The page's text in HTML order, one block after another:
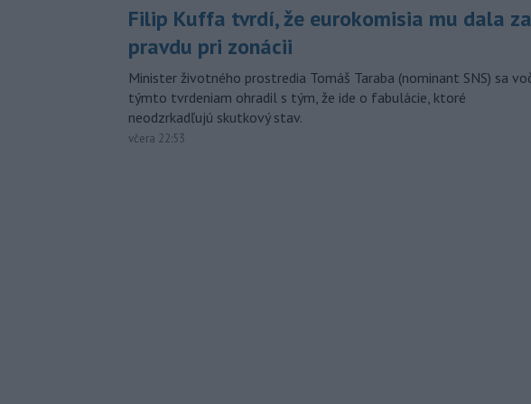
Filip Kuffa tvrdí, že eurokomisia mu dala za
pravdu pri zonácii
Minister životného prostredia Tomáš Taraba (nominant SNS) sa
týmto tvrdeniam ohradil s tým, že ide o fabulácie, ktoré
neodzrkadľujú skutkový stav.
včera 22:53